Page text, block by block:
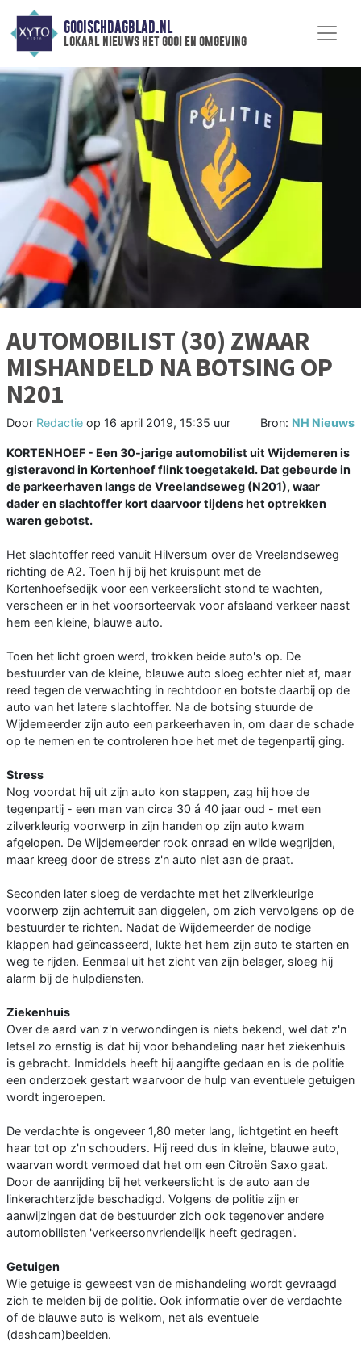
GOOISCHDAGBLAD.NL
lokaal nieuws het gooi en omgeving
AUTOMOBILIST (30) ZWAAR
MISHANDELD NA BOTSING OP
N201
Door Redactie op 16 april 2019, 15:35 uur Bron: NH Nieuws
KORTENHOEF - Een 30-jarige automobilist uit Wijdemeren is
gisteravond in Kortenhoef flink toegetakeld. Dat gebeurde in
de parkeerhaven langs de Vreelandseweg (N201), waar
dader en slachtoffer kort daarvoor tijdens het optrekken
waren gebotst.
Het slachtoffer reed vanuit Hilversum over de Vreelandseweg
richting de A2. Toen hij bij het kruispunt met de
Kortenhoefsedijk voor een verkeerslicht stond te wachten,
verscheen er in het voorsorteervak voor afslaand verkeer naast
hem een kleine, blauwe auto.
Toen het licht groen werd, trokken beide auto's op. De
bestuurder van de kleine, blauwe auto sloeg echter niet af, maar
reed tegen de verwachting in rechtdoor en botste daarbij op de
auto van het latere slachtoffer. Na de botsing stuurde de
Wijdemeerder zijn auto een parkeerhaven in, om daar de schade
op te nemen en te controleren hoe het met de tegenpartij ging.
Stress
Nog voordat hij uit zijn auto kon stappen, zag hij hoe de
tegenpartij - een man van circa 30 á 40 jaar oud - met een
zilverkleurig voorwerp in zijn handen op zijn auto kwam
afgelopen. De Wijdemeerder rook onraad en wilde wegrijden,
maar kreeg door de stress z'n auto niet aan de praat.
Seconden later sloeg de verdachte met het zilverkleurige
voorwerp zijn achterruit aan diggelen, om zich vervolgens op de
bestuurder te richten. Nadat de Wijdemeerder de nodige
klappen had geïncasseerd, lukte het hem zijn auto te starten en
weg te rijden. Eenmaal uit het zicht van zijn belager, sloeg hij
alarm bij de hulpdiensten.
Ziekenhuis
Over de aard van z'n verwondingen is niets bekend, wel dat z'n
letsel zo ernstig is dat hij voor behandeling naar het ziekenhuis
is gebracht. Inmiddels heeft hij aangifte gedaan en is de politie
een onderzoek gestart waarvoor de hulp van eventuele getuigen
wordt ingeroepen.
De verdachte is ongeveer 1,80 meter lang, lichtgetint en heeft
haar tot op z'n schouders. Hij reed dus in kleine, blauwe auto,
waarvan wordt vermoed dat het om een Citroën Saxo gaat.
Door de aanrijding bij het verkeerslicht is de auto aan de
linkerachterzijde beschadigd. Volgens de politie zijn er
aanwijzingen dat de bestuurder zich ook tegenover andere
automobilisten 'verkeersonvriendelijk heeft gedragen'.
Getuigen
Wie getuige is geweest van de mishandeling wordt gevraagd
zich te melden bij de politie. Ook informatie over de verdachte
of de blauwe auto is welkom, net als eventuele
(dashcam)beelden.